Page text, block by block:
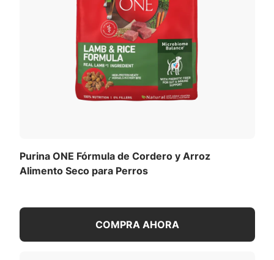
Purina ONE Fórmula de Cordero y Arroz
Alimento Seco para Perros
COMPRA AHORA